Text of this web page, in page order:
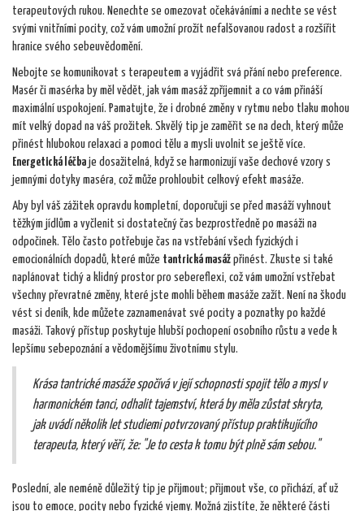
terapeutových rukou. Nenechte se omezovat očekáváními a nechte se vést
svými vnitřními pocity, což vám umožní prožít nefalšovanou radost a rozšířit
hranice svého sebeuvědomění.
Nebojte se komunikovat s terapeutem a vyjádřit svá přání nebo preference.
Masér či masérka by měl vědět, jak vám masáž zpříjemnit a co vám přináší
maximální uspokojení. Pamatujte, že i drobné změny v rytmu nebo tlaku mohou
mít velký dopad na váš prožitek. Skvělý tip je zaměřit se na dech, který může
přinést hlubokou relaxaci a pomoci tělu a mysli uvolnit se ještě více.
Energetická léčba je dosažitelná, když se harmonizují vaše dechové vzory s
jemnými dotyky maséra, což může prohloubit celkový efekt masáže.
Aby byl váš zážitek opravdu kompletní, doporučuji se před masáží vyhnout
těžkým jídlům a vyčlenit si dostatečný čas bezprostředně po masáži na
odpočinek. Tělo často potřebuje čas na vstřebání všech fyzických i
emocionálních dopadů, které může tantrická masáž přinést. Zkuste si také
naplánovat tichý a klidný prostor pro sebereflexi, což vám umožní vstřebat
všechny převratné změny, které jste mohli během masáže zažít. Není na škodu
vést si deník, kde můžete zaznamenávat své pocity a poznatky po každé
masáži. Takový přístup poskytuje hlubší pochopení osobního růstu a vede k
lepšímu sebepoznání a vědomějšímu životnímu stylu.
Krása tantrické masáže spočívá v její schopnosti spojit tělo a mysl v
harmonickém tanci, odhalit tajemství, která by měla zůstat skryta,
jak uvádí několik let studiemi potvrzovaný přístup praktikujícího
terapeuta, který věří, že: "Je to cesta k tomu být plně sám sebou."
Poslední, ale neméně důležitý tip je přijmout; přijmout vše, co přichází, ať už
jsou to emoce, pocity nebo fyzické vjemy. Možná zjistíte, že některé části